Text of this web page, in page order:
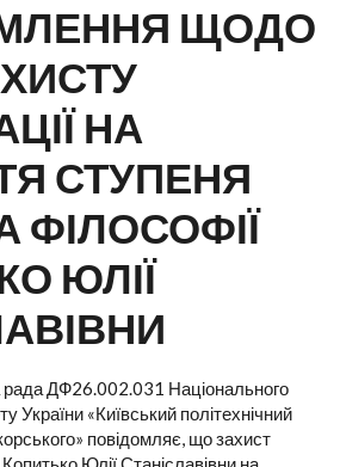
ЩОДО
НА
СТУПЕНЯ
ФІЛОСОФІЇ
ЮЛІЇ
рада ДФ26.002.031 Національного
України «Київський політехнічний
повідомляє, що захист